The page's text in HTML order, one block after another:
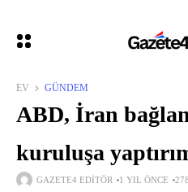
EV GÜNDEM
ABD, İran
kuruluşa
GAZETE4 EDITÖR 1 YIL ÖNCE